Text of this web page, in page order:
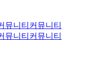
뮤니티 커뮤니티
뮤니티 커뮤니티